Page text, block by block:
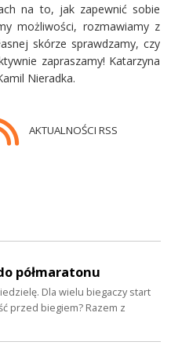
na to, jak zapewnić sobie
możliwości, rozmawiamy z
skórze sprawdzamy, czy
zapraszamy! Katarzyna
Nieradka.
AKTUALNOŚCI RSS
półmaratonu
Dla wielu biegaczy start
przed biegiem? Razem z